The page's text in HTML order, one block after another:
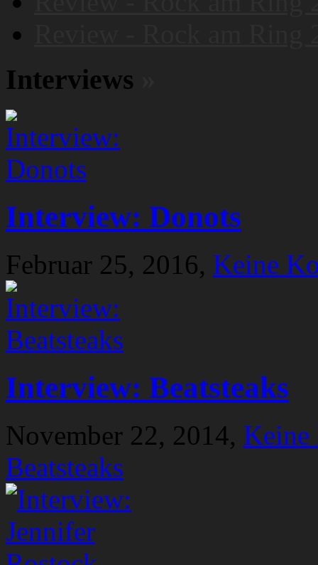
Interviews
Interview: Donots
Februar 25, 2016, Keine
Interview: Beatsteaks
November 22, 2014, Keine
Beatsteaks